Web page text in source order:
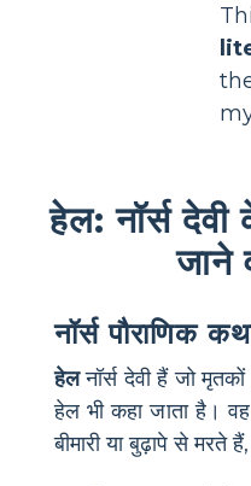
हेल: नॉर्स
जाने
नॉर्स पौराणिक
हेलनॉर्स देवी हैं जो
हेल भी कहा जाता है।
बीमारी या बुढ़ापे से मरते